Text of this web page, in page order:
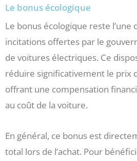
Le bonus écologique
Le bonus écologique reste l’une
incitations offertes par le
de voitures électriques. Ce
réduire significativement le prix
offrant une compensation
au coût de la voiture.
En général, ce bonus est
total lors de l’achat. Pour